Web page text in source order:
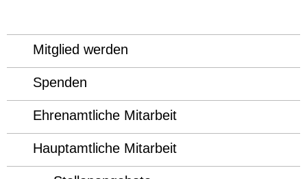
Mitglied werden
Spenden
Ehrenamtliche Mitarbeit
Hauptamtliche Mitarbeit